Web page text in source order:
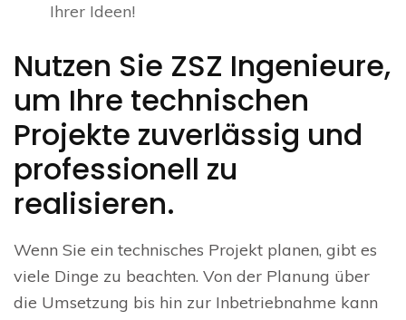
Ihrer Ideen!
Nutzen Sie ZSZ Ingenieure,
um Ihre technischen
Projekte zuverlässig und
professionell zu
realisieren.
Wenn Sie ein technisches Projekt planen, gibt es
viele Dinge zu beachten. Von der Planung über
die Umsetzung bis hin zur Inbetriebnahme kann